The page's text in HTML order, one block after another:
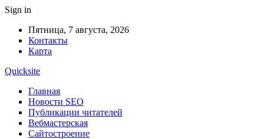
Sign in
Пятница, 7 августа, 2026
Контакты
Карта
Quicksite
Главная
Новости SEO
Публикации читателей
Вебмастерская
Сайтостроение